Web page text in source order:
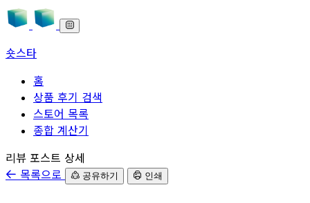
숏스타
홈
상품 후기 검색
스토어 목록
종합 계산기
본문으로 바로가기
리뷰 포스트 상세
목록으로
공유하기 인쇄